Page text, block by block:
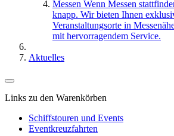
Messen Wenn Messen
knapp. Wir bieten Ihnen
Veranstaltungsorte in
mit hervorragendem Service.
Aktuelles
Links zu den Warenkörben
Schiffstouren und Events
Eventkreuzfahrten